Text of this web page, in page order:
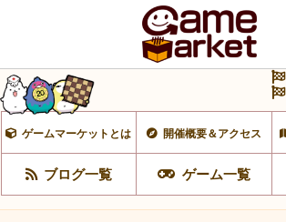
ゲームマーケットとは 開催概要＆アクセス
ブログ一覧 ゲーム一覧